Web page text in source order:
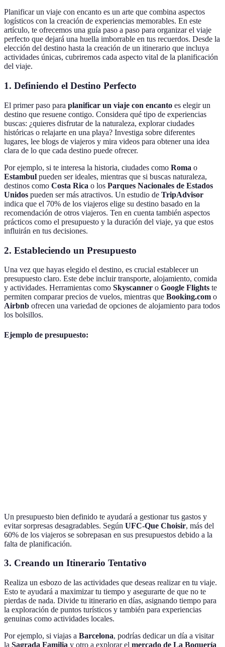
Planificar un viaje con encanto es un arte que combina aspectos
logísticos con la creación de experiencias memorables. En este
artículo, te ofrecemos una guía paso a paso para organizar el viaje
perfecto que dejará una huella imborrable en tus recuerdos. Desde la
elección del destino hasta la creación de un itinerario que incluya
actividades únicas, cubriremos cada aspecto vital de la planificación
del viaje.
1. Definiendo el Destino Perfecto
El primer paso para planificar un viaje con encanto es elegir un
destino que resuene contigo. Considera qué tipo de experiencias
buscas: ¿quieres disfrutar de la naturaleza, explorar ciudades
históricas o relajarte en una playa? Investiga sobre diferentes
lugares, lee blogs de viajeros y mira videos para obtener una idea
clara de lo que cada destino puede ofrecer.
Por ejemplo, si te interesa la historia, ciudades como Roma o
Estambul pueden ser ideales, mientras que si buscas naturaleza,
destinos como Costa Rica o los Parques Nacionales de Estados
Unidos pueden ser más atractivos. Un estudio de TripAdvisor
indica que el 70% de los viajeros elige su destino basado en la
recomendación de otros viajeros. Ten en cuenta también aspectos
prácticos como el presupuesto y la duración del viaje, ya que estos
influirán en tus decisiones.
2. Estableciendo un Presupuesto
Una vez que hayas elegido el destino, es crucial establecer un
presupuesto claro. Este debe incluir transporte, alojamiento, comida
y actividades. Herramientas como Skyscanner o Google Flights te
permiten comparar precios de vuelos, mientras que Booking.com o
Airbnb ofrecen una variedad de opciones de alojamiento para todos
los bolsillos.
Ejemplo de presupuesto:
Un presupuesto bien definido te ayudará a gestionar tus gastos y
evitar sorpresas desagradables. Según UFC-Que Choisir, más del
60% de los viajeros se sobrepasan en sus presupuestos debido a la
falta de planificación.
3. Creando un Itinerario Tentativo
Realiza un esbozo de las actividades que deseas realizar en tu viaje.
Esto te ayudará a maximizar tu tiempo y asegurarte de que no te
pierdas de nada. Divide tu itinerario en días, asignando tiempo para
la exploración de puntos turísticos y también para experiencias
genuinas como actividades locales.
Por ejemplo, si viajas a Barcelona, podrías dedicar un día a visitar
la Sagrada Familia y otro a explorar el mercado de La Boquería